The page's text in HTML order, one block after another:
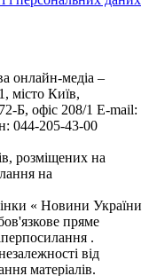
онлайн-медіа –
місто Київ,
офіс 208/1 E-mail:
044-205-43-00
розміщених на
на
« Новини України
пряме
.
від
матеріалів.